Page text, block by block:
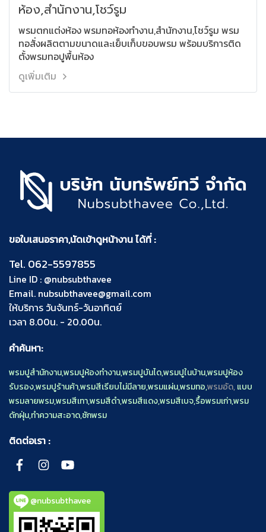
ห้อง,สำนักงาน,โชว์รูม
พรมตกแต่งห้อง พรมทอห้องทำงาน,สำนักงาน,โชว์รูม พรม
ทอสั่งผลิตตามขนาดและเย็บเก็บขอบพรม พร้อมบริการติด
ตั้งพรมทอปูพื้นห้อง
ดูเพิ่มเติม
ขอใบเสนอราคา,นัดเข้าดูหน้างาน ได้ที่ :
Tel. 062-5597855
Line ID : @nubsubthavee
Email. nubsubthavee@gmail.com
ให้บริการ วันจันทร์-วันอาทิตย์
เวลา 8.00น. - 20.00น.
คำค้นหา:
พรมปูสำนักงาน,พรมปูห้องทำงาน,พรมปูบันได,พรมปูในบ้าน,พรมปูห้อง
รับรอง,พรมปูร้านค้า,พรมสีเรียบไม่มีลาย,พรมแผ่น,พรมทอ,พรมอัด,แบบ
พรมลายพรม,พรมสีเทา,พรมสีดำ,พรมสีแดง,พรมสีเบจ,รื้อพรมเก่า,พรม
ดักฝุ่น,ทำความสะอาด,ซักพรม
ติดต่อเรา :
@nubsubthavee